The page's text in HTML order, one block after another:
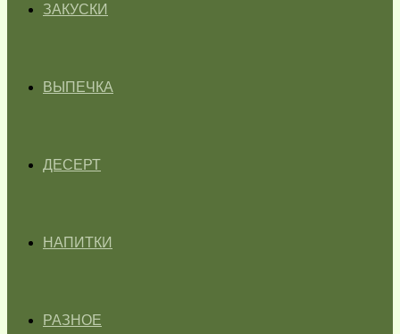
ЗАКУСКИ
ВЫПЕЧКА
ДЕСЕРТ
НАПИТКИ
РАЗНОЕ